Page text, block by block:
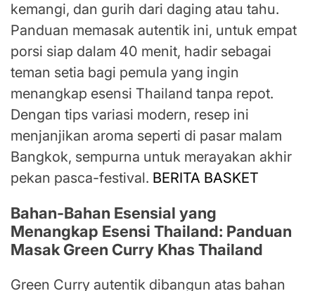
kemangi, dan gurih dari daging atau tahu.
Panduan memasak autentik ini, untuk empat
porsi siap dalam 40 menit, hadir sebagai
teman setia bagi pemula yang ingin
menangkap esensi Thailand tanpa repot.
Dengan tips variasi modern, resep ini
menjanjikan aroma seperti di pasar malam
Bangkok, sempurna untuk merayakan akhir
pekan pasca-festival. BERITA BASKET
Bahan-Bahan Esensial yang
Menangkap Esensi Thailand: Panduan
Masak Green Curry Khas Thailand
Green Curry autentik dibangun atas bahan